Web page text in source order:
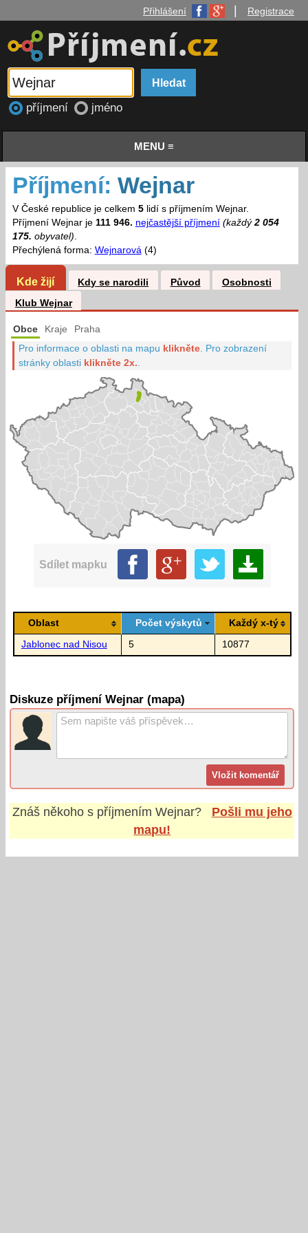
Přihlášení Registrace
příjmení jméno
MENU ≡
Příjmení: Wejnar
V České republice je celkem 5lidí s příjmením Wejnar.
Příjmení Wejnar je 111 946. nejčastější příjmení (každý2 054
175. obyvatel).
Přechýlená forma: Wejnarová(4)
Kde žijí Kdy se narodili Původ
Osobnosti
Klub Wejnar
Obce Kraje Praha
Pro informace o oblasti na mapu klikněte Pro zobrazení
stránky oblasti klikněte 2x.
Sdílet mapku
Oblast Počet výskytů Každý x-tý
Jablonec nad Nisou 5 10877
Diskuze příjmení Wejnar (mapa)
Znáš někoho s příjmením Wejnar?
Pošli mu jeho
mapu!